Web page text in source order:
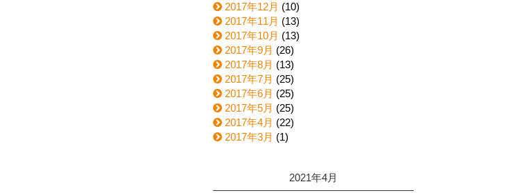
2017年12月 (10)
2017年11月 (13)
2017年10月 (13)
2017年9月 (26)
2017年8月 (13)
2017年7月 (25)
2017年6月 (25)
2017年5月 (25)
2017年4月 (22)
2017年3月 (1)
2021年4月